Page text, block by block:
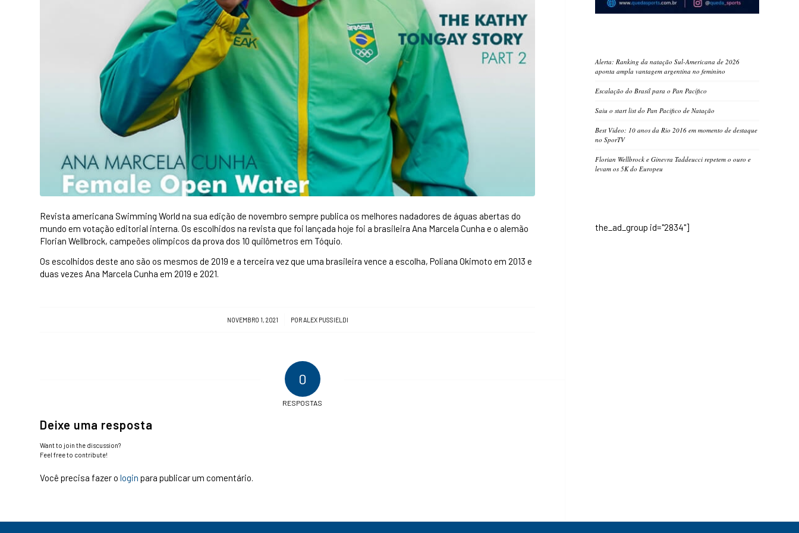
Revista americana Swimming World na sua edição de novembro sempre publica os melhores nadadores de águas abertas do
mundo em votação editorial interna. Os escolhidos na revista que foi lançada hoje foi a brasileira Ana Marcela Cunha e o alemão
Florian Wellbrock, campeões olímpicos da prova dos 10 quilômetros em Tóquio.
Os escolhidos deste ano são os mesmos de 2019 e a terceira vez que uma brasileira vence a escolha, Poliana Okimoto em 2013 e
duas vezes Ana Marcela Cunha em 2019 e 2021.
NOVEMBRO 1, 2021
/ PORALEX PUSSIELDI
0
RESPOSTAS
Deixe uma resposta
Want to join the discussion?
Feel free to contribute!
Você precisa fazer o login para publicar um comentário.
Alerta: Ranking da natação Sul-Americana de 2026
aponta ampla vantagem argentina no feminino
Escalação do Brasil para o Pan Pacífico
Saiu o start list do Pan Pacifico de Natação
Best Video: 10 anos da Rio 2016 em momento de destaque
no SporTV
Florian Wellbrock e Ginevra Taddeucci repetem o ouro e
levam os 5K do Europeu
the_ad_group id="2834"]